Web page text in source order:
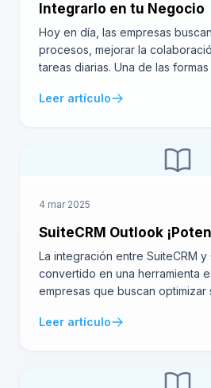
Integrarlo en tu Negocio
Hoy en día, las empresas
procesos, mejorar la
tareas diarias. Una de las
combinen funcionalidad y
transformar la forma en la que
Leer artículo
4 mar 2025
SuiteCRM Outlook
La integración entre SuiteCRM
convertido en una herramienta
empresas que buscan optimizar
son líderes en sus respectivos
empresariales. En este artículo,
Leer artículo